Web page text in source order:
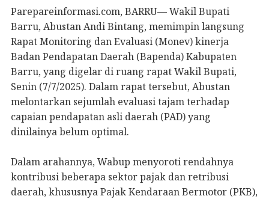
Parepareinformasi.com, BARRU— Wakil Bupati
Barru, Abustan Andi Bintang, memimpin langsung
Rapat Monitoring dan Evaluasi (Monev) kinerja
Badan Pendapatan Daerah (Bapenda) Kabupaten
Barru, yang digelar di ruang rapat Wakil Bupati,
Senin (7/7/2025). Dalam rapat tersebut, Abustan
melontarkan sejumlah evaluasi tajam terhadap
capaian pendapatan asli daerah (PAD) yang
dinilainya belum optimal.
Dalam arahannya, Wabup menyoroti rendahnya
kontribusi beberapa sektor pajak dan retribusi
daerah, khususnya Pajak Kendaraan Bermotor (PKB),